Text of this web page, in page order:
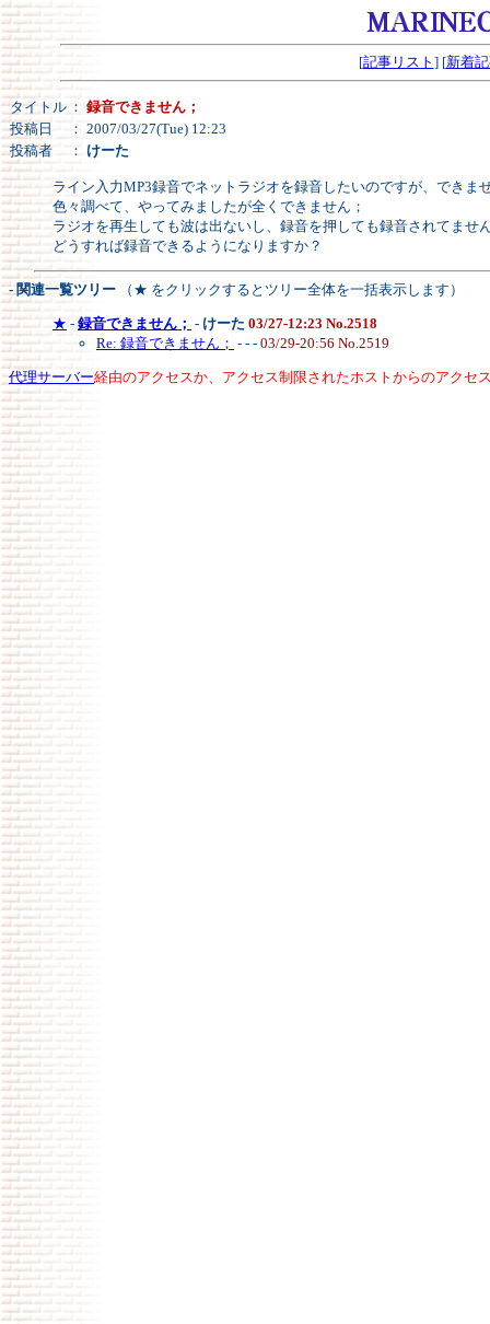
[記事リスト ] [新着
タイトル ： 録音できません；
投稿日
： 2007/03/27(Tue) 12:23
投稿者
： けーた
ライン入力MP3録音でネットラジオを録音したいのですが、できま
色々調べて、やってみましたが全くできません；
ラジオを再生しても波は出ないし、録音を押しても録音されてませ
どうすれば録音できるようになりますか？
- 関連一覧ツリー （★ をクリックするとツリー全体を一括表示します）
★ - 録音できません； - けーた 03/27-12:23 No.2518
Re: 録音できません； - - - 03/29-20:56 No.2519
代理サーバー経由のアクセスか、アクセス制限されたホストからのアクセ